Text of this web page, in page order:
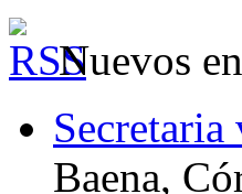
Nuevos
Baena,